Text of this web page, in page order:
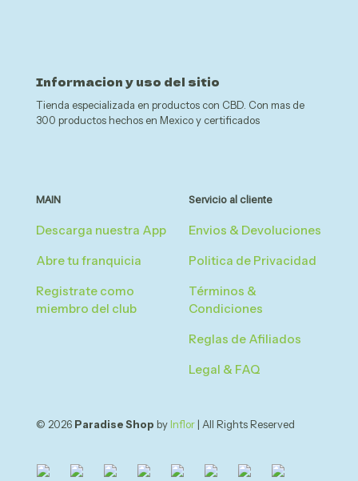
Informacion y uso del sitio
Tienda especializada en productos con CBD. Con mas de
300 productos hechos en Mexico y certificados
MAIN
Descarga nuestra App
Abre tu franquicia
Registrate como
miembro del club
Servicio al cliente
Envios & Devoluciones
Politica de Privacidad
Términos &
Condiciones
Reglas de Afiliados
Legal & FAQ
© 2026 Paradise Shop by Inflor | All Rights Reserved